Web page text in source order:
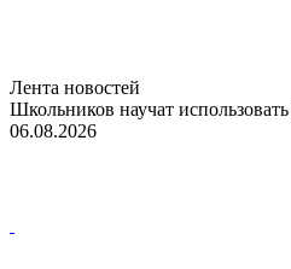
Лента новостей
Школьников научат
06.08.2026